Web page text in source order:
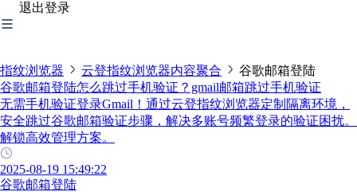
退出登录
指纹浏览器 云登指纹浏览器内容聚合
谷歌邮箱登陆
谷歌邮箱登陆怎么跳过手机验证？gmail邮箱跳过手机验证
无需手机验证登录Gmail！通过云登指纹浏览器定制隔离环境，
安全跳过谷歌邮箱验证步骤，解决多账号频繁登录的验证困扰。
解锁高效管理方案。
2025-08-19 15:49:22
谷歌邮箱登陆